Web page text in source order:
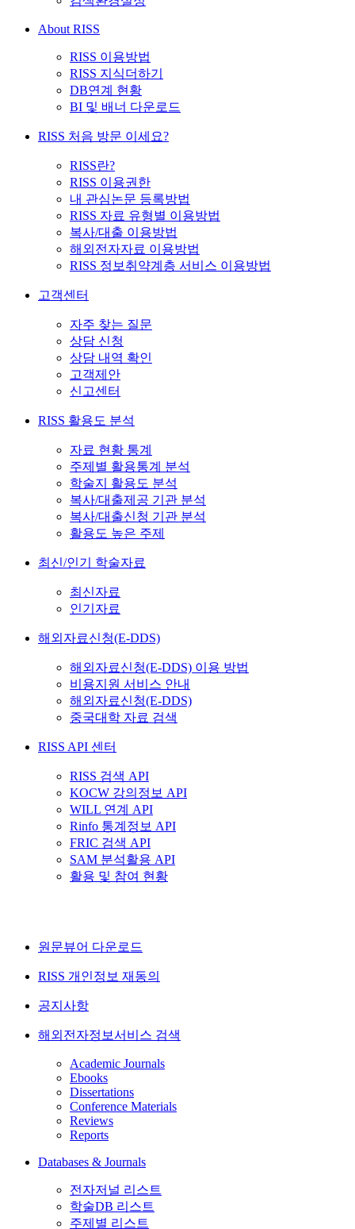
About RISS
RISS 이용방법
RISS 지식더하기
DB연계 현황
BI 및 배너 다운로드
RISS 처음 방문 이세요?
RISS란?
RISS 이용권한
내 관심논문 등록방법
RISS 자료 유형별 이용방법
복사/대출 이용방법
해외전자자료 이용방법
RISS 정보취약계층 서비스 이용방법
고객센터
자주 찾는 질문
상담 신청
상담 내역 확인
고객제안
신고센터
RISS 활용도 분석
자료 현황 통계
주제별 활용통계 분석
학술지 활용도 분석
복사/대출제공 기관 분석
복사/대출신청 기관 분석
활용도 높은 주제
최신/인기 학술자료
최신자료
인기자료
해외자료신청(E-DDS)
해외자료신청(E-DDS) 이용 방법
비용지원 서비스 안내
해외자료신청(E-DDS)
중국대학 자료 검색
RISS API 센터
RISS 검색 API
KOCW 강의정보 API
WILL 연계 API
Rinfo 통계정보 API
FRIC 검색 API
SAM 분석활용 API
활용 및 참여 현황
원문뷰어 다운로드
RISS 개인정보 재동의
공지사항
해외전자정보서비스 검색
Academic Journals
Ebooks
Dissertations
Conference Materials
Reviews
Reports
Databases & Journals
전자저널 리스트
학술DB 리스트
주제별 리스트